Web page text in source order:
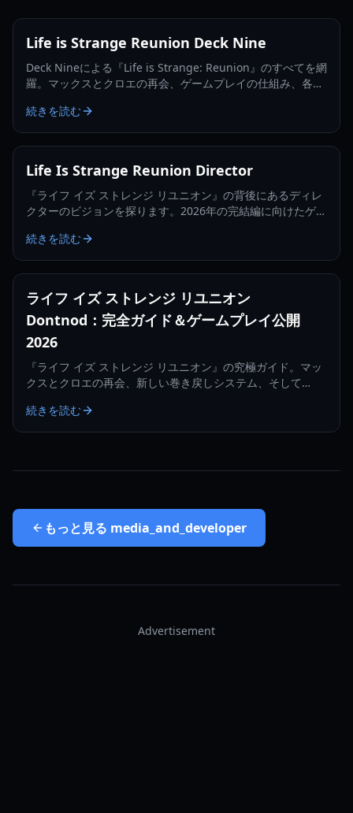
Life is Strange Reunion Deck Nine
Deck Nineによる『Life is Strange: Reunion』のすべてを網
羅。マックスとクロエの再会、ゲームプレイの仕組み、各エ
す。
続きを読む
Life Is Strange Reunion Director
『ライフ イズ ストレンジ リユニオン』の背後にあるディレ
クターのビジョンを探ります。2026年の完結編に向けたゲー
ましょう。
続きを読む
ライフ イズ ストレンジ リユニオン
Dontnod：完全ガイド＆ゲームプレイ公開
2026
『ライフ イズ ストレンジ リユニオン』の究極ガイド。マッ
クスとクロエの再会、新しい巻き戻しシステム、そして
詳しく解説します。
続きを読む
もっと見る media_and_developer
Advertisement